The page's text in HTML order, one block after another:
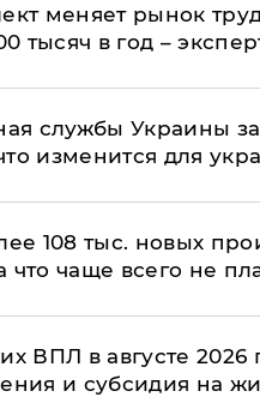
меняет рынок
тысяч в год –
службы Украины
изменится для
108 тыс. новых
чаще всего не
ВПЛ в августе 2026
и субсидия на